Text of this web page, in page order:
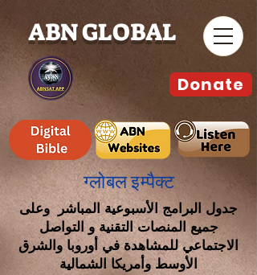
ABN GLOBAL
ग्लोबल इम्पैक्ट
جدول البرامج الأسبوعية المباشر وعلى
جميع المنصات التقنية و التواصل
الاجتماعي للمشاهدة في أوروبا والشرق
الأوسط وأمريكا الشمالية
Donate